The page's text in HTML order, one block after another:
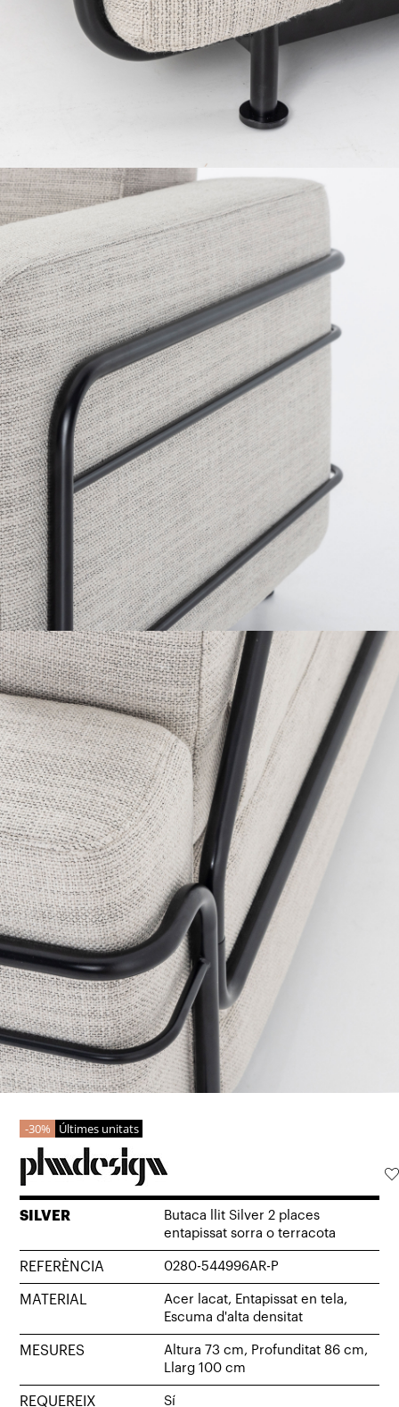
30% Últimes unitats
SILVER
Butaca llit Silver 2 places
entapissat sorra o terracota
REFERÈNCIA 0280-544996AR-P
MATERIAL
Acer lacat, Entapissat en tela,
Escuma d'alta densitat
MESURES
Altura 73 cm, Profunditat 86 cm,
Llarg 100 cm
REQUEREIX Sí